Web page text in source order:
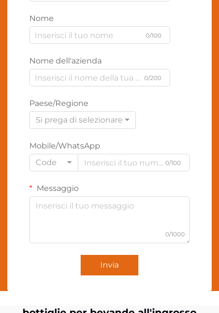
Nome
0/100
Nome dell'azienda
0/200
Paese/Regione
Si prega di selezionare
Mobile/WhatsApp
Code
0/100
Messaggio
0/1000
Invia